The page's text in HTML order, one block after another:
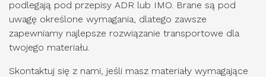
podlegają pod przepisy ADR lub IMO. Brane są pod
uwagę określone wymagania, dlatego zawsze
zapewniamy najlepsze rozwiązanie transportowe dla
twojego materiału.
Skontaktuj się z nami, jeśli masz materiały wymagające